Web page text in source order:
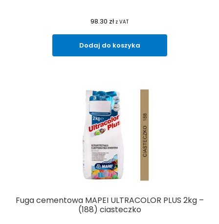
98.30 zł z VAT
Dodaj do koszyka
Fuga cementowa MAPEI ULTRACOLOR PLUS 2kg –
(188) ciasteczko